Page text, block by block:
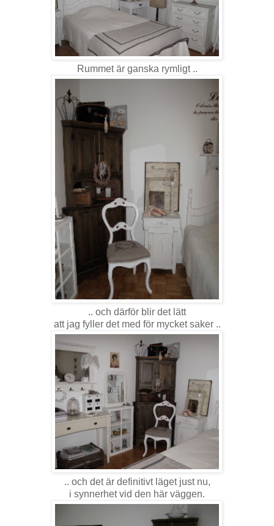
Rummet är ganska rymligt ..
.. och därför blir det lätt
att jag fyller det med för mycket saker ..
.. och det är definitivt läget just nu,
i synnerhet vid den här väggen.